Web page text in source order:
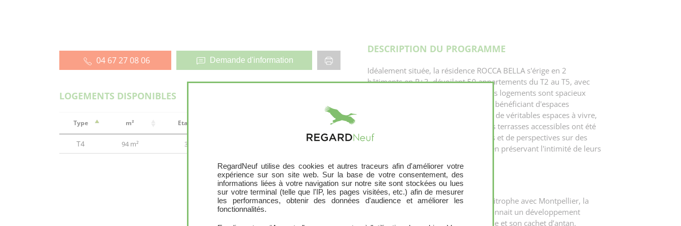
04 67 27 08 06 Demande d'information
LOGEMENTS DISPONIBLES
Type m² Etage
T4 94 m² 3
DESCRIPTION DU PROGRAMME
Idéalement située, la résidence ROCCA BELLA s'érige en 2
bâtiments en R+3, dévoilant 50 appartements du T2 au T5, avec
parking en sous sol sécurisé. Tous les logements sont spacieux
avec de belles pièces de vies tout en bénéficiant d'espaces
extérieurs généreux. Pensés comme de véritables espaces à vivre,
balcons, loggias, terrasses et toitures terrasses accessibles ont été
conçus de façon à bénéficier de vues et de perspectives sur des
paysages changeants et variés tout en préservant l'intimité de leurs
Environnement
Située à l’Ouest de la métropole, limitrophe avec Montpellier, la
commune de Saint-Jean-de-Védas connait un développement
fulgurant tout en conservant son âme et son cachet d’antan.
RegardNeuf utilise des cookies et autres traceurs afin d'améliorer votre
expérience sur son site web. Sur la base de votre consentement, des
informations liées à votre navigation sur notre site sont stockées ou lues
sur votre terminal (telle que l'IP, les pages visitées, etc.) afin de mesurer
les performances, obtenir des données d'audience et améliorer les
fonctionnalités.